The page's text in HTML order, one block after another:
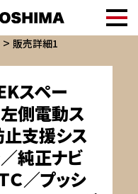
販売詳細1
スペー
側電動ス
止支援シス
純正ナビ
Ｃ／プッシ